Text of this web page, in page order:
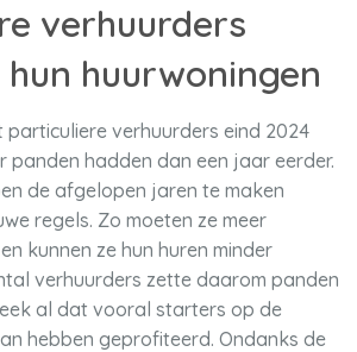
verhuurders
huurwoningen
particuliere verhuurders eind 2024
panden hadden dan een jaar eerder.
de afgelopen jaren te maken
regels. Zo moeten ze meer
kunnen ze hun huren minder
verhuurders zette daarom panden
al dat vooral starters op de
hebben geprofiteerd. Ondanks de